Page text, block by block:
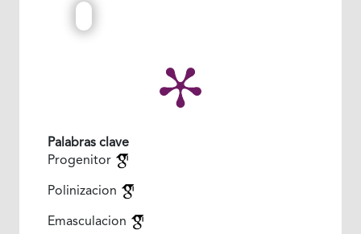
Palabras clave
Progenitor
Polinizacion
Emasculacion